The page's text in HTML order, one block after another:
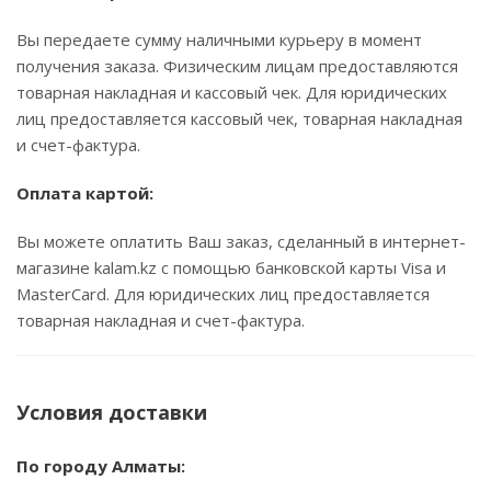
Вы передаете сумму наличными курьеру в момент
получения заказа. Физическим лицам предоставляются
товарная накладная и кассовый чек. Для юридических
лиц предоставляется кассовый чек, товарная накладная
и счет-фактура.
Оплата картой:
Вы можете оплатить Ваш заказ, сделанный в интернет-
магазине kalam.kz с помощью банковской карты Visa и
MasterCard. Для юридических лиц предоставляется
товарная накладная и счет-фактура.
Условия доставки
По городу Алматы: